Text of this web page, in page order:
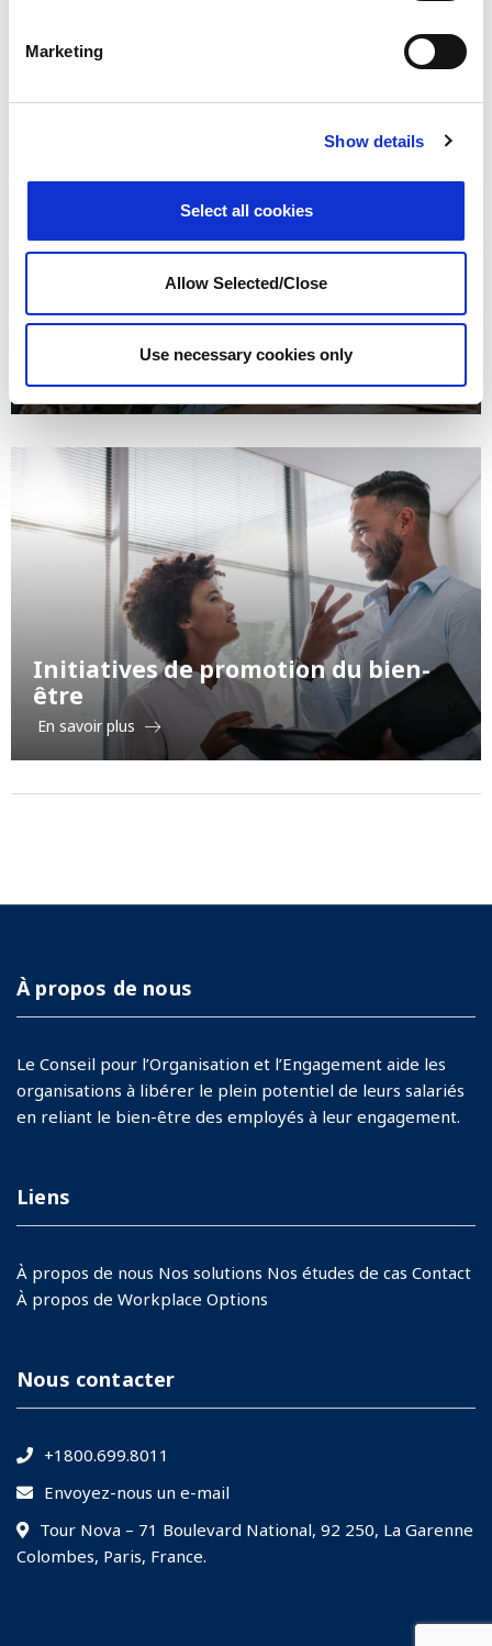
Marketing
Show details
Select all cookies
Allow Selected/Close
Use necessary cookies only
L’épuisement professionnel et le
Initiatives de promotion du bien-
être
En savoir plus
À propos de nous
Le Conseil pour l’Organisation et l’Engagement aide les
organisations à libérer le plein potentiel de leurs salariés
en reliant le bien-être des employés à leur engagement.
Liens
À propos de nous Nos solutions Nos études de cas Contact
À propos de Workplace Options
Nous contacter
+1800.699.8011
Envoyez-nous un e-mail
Tour Nova – 71 Boulevard National, 92 250, La Garenne
Colombes, Paris, France.